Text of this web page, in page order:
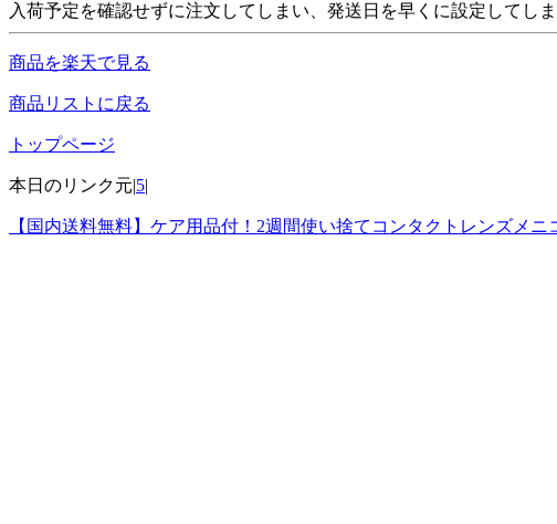
入荷予定を確認せずに注文してしまい、発送日を早くに設定してし
商品を楽天で見る
商品リストに戻る
トップページ
本日のリンク元|5|
【国内送料無料】ケア用品付！2週間使い捨てコンタクトレンズメ